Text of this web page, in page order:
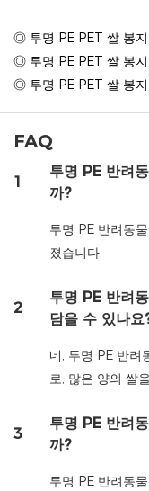
◎ 투명 PE PET 쌀 봉
◎ 투명 PE PET 쌀 봉
◎ 투명 PE PET 쌀 봉
FAQ
1
투명 PE 반려
까?
투명 PE 반려동
졌습니다.
2
투명 PE 반려
담을 수 있나요
네, 투명 PE 반
로, 많은 양의 쌀
3
투명 PE 반려
까?
투명 PE 반려동